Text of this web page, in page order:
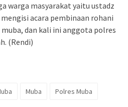
warga masyarakat yaitu ustadz
acara pembinaan rohani
dan kali ini anggota polres
(Rendi)
Muba Polres Muba